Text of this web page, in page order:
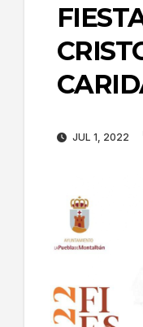
JUL 1, 2022